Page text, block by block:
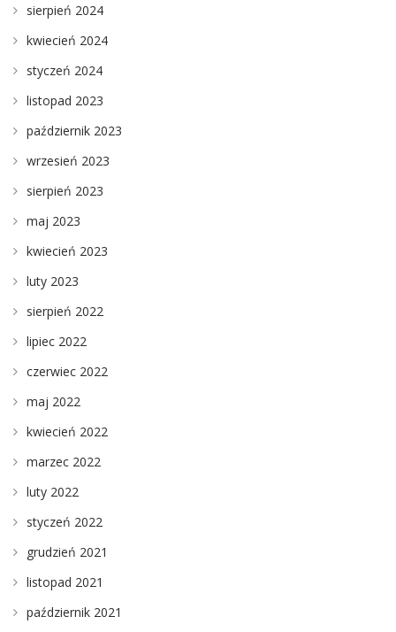
sierpień 2024
kwiecień 2024
styczeń 2024
listopad 2023
październik 2023
wrzesień 2023
sierpień 2023
maj 2023
kwiecień 2023
luty 2023
sierpień 2022
lipiec 2022
czerwiec 2022
maj 2022
kwiecień 2022
marzec 2022
luty 2022
styczeń 2022
grudzień 2021
listopad 2021
październik 2021